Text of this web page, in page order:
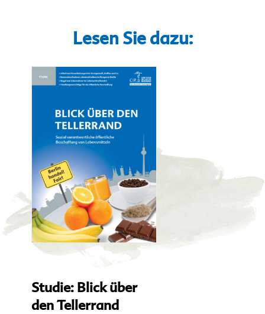
Lesen Sie dazu:
Studie: Blick über
den Tellerrand